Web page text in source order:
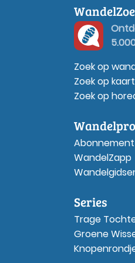
Zoek op
Zoek op kaart
Zoek op
Abonnement
WandelZapp
Series
Trage
Groene